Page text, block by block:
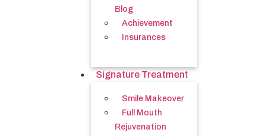
Blog
Achievement
Insurances
Signature Treatment
Smile Makeover
Full Mouth
Rejuvenation